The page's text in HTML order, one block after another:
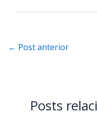
← Post anterior
Posts